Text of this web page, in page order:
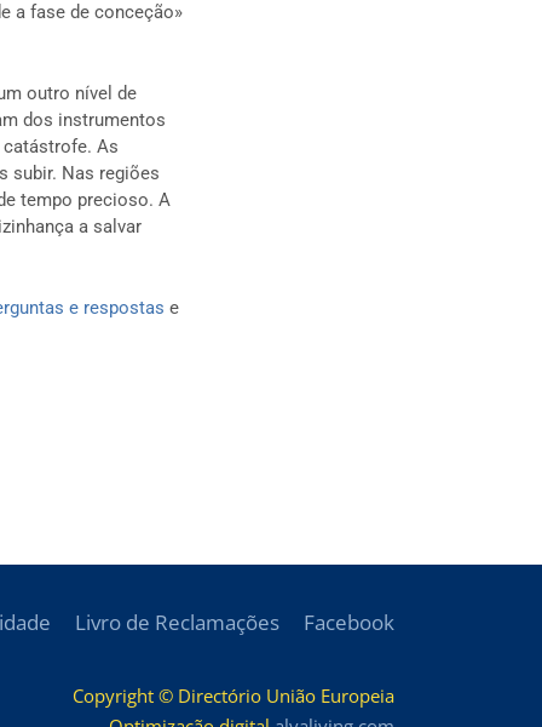
a fase de conceção»
outro nível de
dos instrumentos
catástrofe. As
subir. Nas regiões
tempo precioso. A
a salvar
e respostas e
Livro de Reclamações Facebook
Copyright © Directório União Europeia